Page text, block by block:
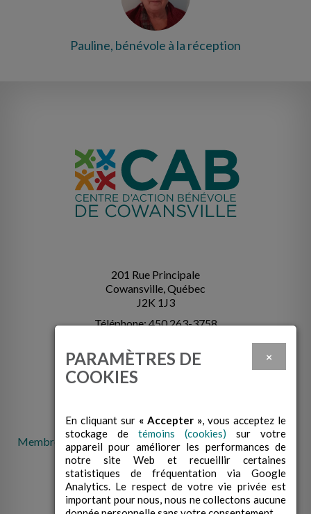
Pauline, bénévole à la réception
201 Rue Principale
Cowansville, Québec
J2K 1J3
Téléphone: 450 263-3758
Membre de la Fédération des centres d'action bénévole du
Québec
×
PARAMÈTRES DE
COOKIES
En cliquant sur « Accepter », vous acceptez le
stockage de témoins (cookies) sur votre
appareil pour améliorer les performances de
notre site Web et recueillir certaines
statistiques de fréquentation via Google
Analytics. Le respect de votre vie privée est
important pour nous, nous ne collectons aucune